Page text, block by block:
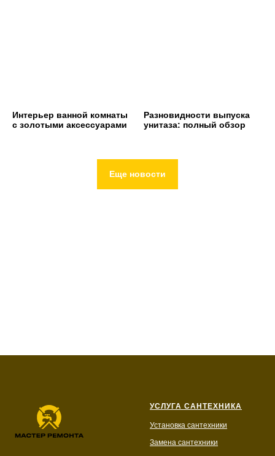
Интерьер ванной комнаты
с золотыми аксессуарами
Разновидности выпуска
унитаза: полный обзор
Еще новости
УСЛУГА САНТЕХНИКА
Установка сантехники
Замена сантехники